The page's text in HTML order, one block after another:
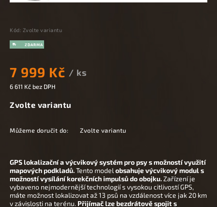
Kód: Zvolte variantu
7 999 Kč / ks
6 611 Kč bez DPH
Zvolte variantu
Můžeme doručit do: Zvolte variantu
GPS lokalizační a výcvikový systém pro psy s možností využití
mapových podkladů.Tento model obsahuje výcvikový modul s
možností vysílání korekčních impulsů do obojku.Zařízení je
vybaveno nejmodernější technologií s vysokou citlivostí GPS,
máte možnost lokalizovat až 13 psů na vzdálenost více jak 20 km
v závislosti na terénu. Přijímač lze bezdrátově spojit s